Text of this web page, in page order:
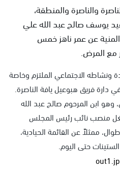
والناصرة والمنطقة،
يوسف صالح عبد الله علي
عن عمر ناهز خمس
مع المرض.
ونشاطه الاجتماعي الملتزم وخاصة
فريق هبوعيل يافة الناصرة.
ابن المرحوم صالح عبد الله
منصب نائب رئيس المجلس
ممثلاً عن القائمة الحيادية،
حتى اليوم.